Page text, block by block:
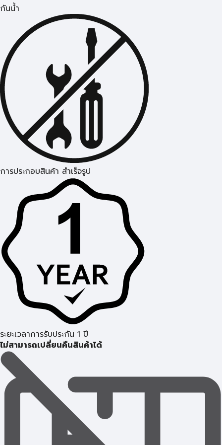
กันน้ำ
การประกอบสินค้า สำเร็จรูป
ระยะเวลาการรับประกัน 1 ปี
ไม่สามารถเปลี่ยนคืนสินค้าได้